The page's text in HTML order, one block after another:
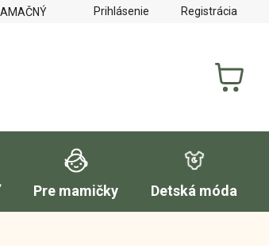
PORIADOK FORMULÁR NA
Prihlásenie Registrácia
KOŠÍK
Pre mamičky Detská móda